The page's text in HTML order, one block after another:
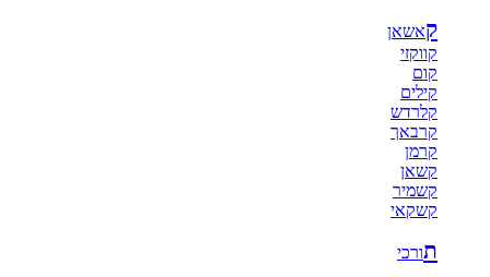
קאשאן
קווקזי
קום
קילים
קלרדש
קרבאך
קרמן
קשאן
קשמיר
קשקאי
תורכי